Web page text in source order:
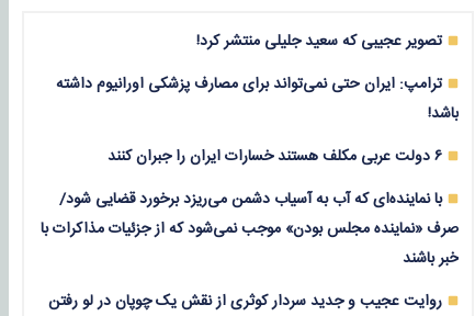
تصویر عجیبی که سعید جلیلی منتشر کرد!
ترامپ: ایران حتی نمی‌تواند برای مصارف پزشکی اورانیوم داشته
باشد!
۶ دولت عربی مکلف هستند خسارات ایران را جبران کنند
با نماینده‌ای که آب به آسیاب دشمن می‌ریزد برخورد قضایی شود/
صرف «نماینده مجلس بودن» موجب نمی‌شود که از جزئیات مذاکرات با
خبر باشند
روایت عجیب و جدید سردار کوثری از نقش یک چوپان در لو رفتن